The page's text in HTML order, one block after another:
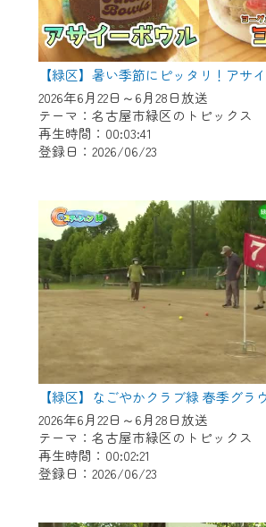
【緑区】暑い季節にピッタリ！アサ
2026年6月22日～6月28日放送
テーマ：名古屋市緑区のトピックス
再生時間：00:03:41
登録日：2026/06/23
2026年6月22日～6月28日放送
テーマ：名古屋市緑区のトピックス
再生時間：00:02:21
登録日：2026/06/23